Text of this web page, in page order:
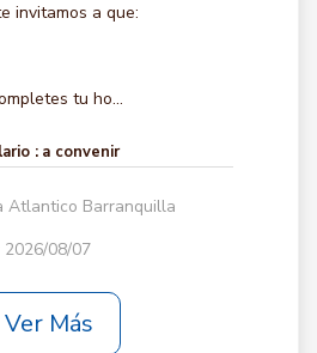
invitamos a que:
tu ho...
: a convenir
Atlantico Barranquilla
2026/08/07
Ver Más